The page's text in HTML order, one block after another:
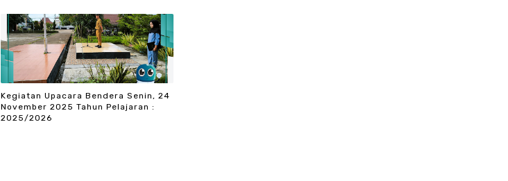
Kegiatan Upacara Bendera Senin, 24
November 2025 Tahun Pelajaran :
2025/2026